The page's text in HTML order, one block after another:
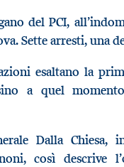
del PCI,
Sette arresti, una
esaltano la
a quel
Dalla Chiesa,
così descrive